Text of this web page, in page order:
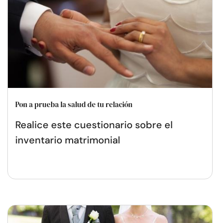
Pon a prueba la salud de tu relación
Realice este cuestionario sobre el
inventario matrimonial